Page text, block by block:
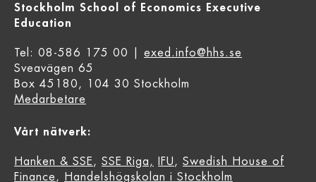
Stockholm School of Economics Executive
Education
Tel: 08-586 175 00 | exed.info@hhs.se
Sveavägen 65
Box 45180, 104 30 Stockholm
Medarbetare
Vårt nätverk:
Hanken & SSE , SSE Riga, IFU , Swedish House of
Finance, Handelshögskolan i Stockholm